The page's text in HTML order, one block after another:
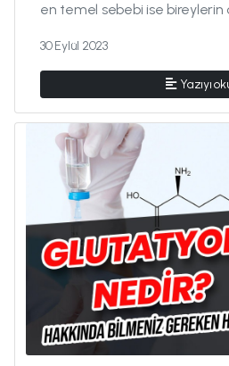
en temel sebebi ise bireylerin
30 Eylül 2023
Yazıyı